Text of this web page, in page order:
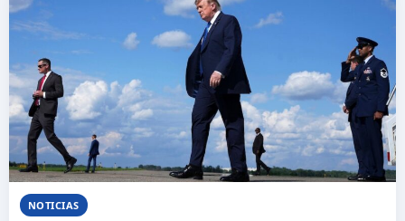
NOTICIAS